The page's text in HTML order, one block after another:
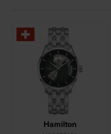
Hamilton